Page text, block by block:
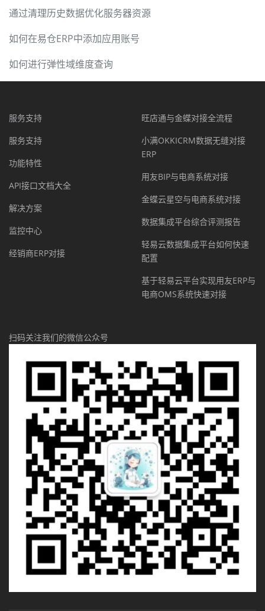
通过清理历史数据优化服务器资源
如何在易仓ERP中添加应用账号
如何进行弹性域维度查询
服务支持
服务支持
功能特性
API接口文档大全
解决方案
监控中心
经销商ERP对接
旺店通与金蝶对接全流程
小满OKKICRM数据无缝对接
ERP
用友BIP与电商系统对接
金蝶云星空与电商系统对接
数据集成平台综合评测报告
轻易云数据集成平台如何快速
配置
基于轻易云平台实现用友ERP与
电商OMS系统快速对接
扫码关注我们的微信公众号